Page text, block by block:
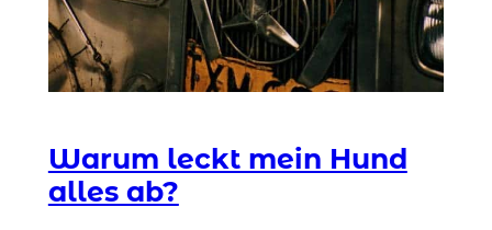
Warum leckt mein Hund
alles ab?